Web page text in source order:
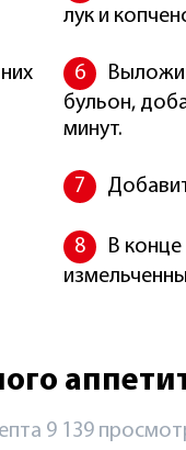
лук и
бульон,
минут.
В
9 139